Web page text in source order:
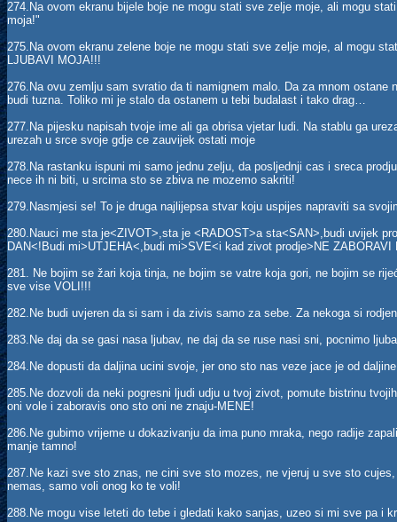
274.Na ovom ekranu bijele boje ne mogu stati sve zelje moje, ali mogu
moja!"
275.Na ovom ekranu zelene boje ne mogu stati sve zelje moje, al mogu
LJUBAVI MOJA!!!
276.Na ovu zemlju sam svratio da ti namignem malo. Da za mnom ostane
budi tuzna. Toliko mi je stalo da ostanem u tebi budalast i tako drag…
277.Na pijesku napisah tvoje ime ali ga obrisa vjetar ludi. Na stablu ga
urezah u srce svoje gdje ce zauvijek ostati moje
278.Na rastanku ispuni mi samo jednu zelju, da posljednji cas i sreca
nece ih ni biti, u srcima sto se zbiva ne mozemo sakriti!
279.Nasmjesi se! To je druga najlijepsa stvar koju uspijes napraviti sa
280.Nauci me sta je<ZIVOT>,sta je <RADOST>a sta<SAN>,budi uvijek
DAN<!Budi mi>UTJEHA<,budi mi>SVE<i kad zivot prodje>NE
281. Ne bojim se žari koja tinja, ne bojim se vatre koja gori, ne bojim se
sve vise VOLI!!!
282.Ne budi uvjeren da si sam i da zivis samo za sebe. Za nekoga si
283.Ne daj da se gasi nasa ljubav, ne daj da se ruse nasi sni, pocnimo
284.Ne dopusti da daljina ucini svoje, jer ono sto nas veze jace je od
285.Ne dozvoli da neki pogresni ljudi udju u tvoj zivot, pomute bistrinu
oni vole i zaboravis ono sto oni ne znaju-MENE!
286.Ne gubimo vrijeme u dokazivanju da ima puno mraka, nego radije
manje tamno!
287.Ne kazi sve sto znas, ne cini sve sto mozes, ne vjeruj u sve sto
nemas, samo voli onog ko te voli!
288.Ne mogu vise leteti do tebe i gledati kako sanjas, uzeo si mi sve pa i